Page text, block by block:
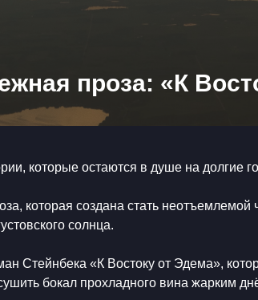
проза: «К
которые остаются в душе на долгие
которая создана стать неотъемлемой
солнца.
Стейнбека «К Востоку от Эдема»,
бокал прохладного вина жарким